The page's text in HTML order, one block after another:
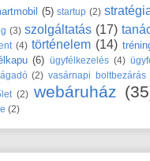
(5) startup (2)
(3) szolgáltatás (17)
(4) történelem (14)
(6) ügyfélkezelés (4)
(2) vasárnapi boltbezárás
(2) webáruház
(2)